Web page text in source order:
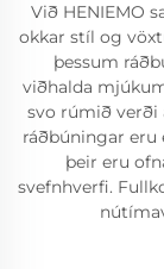
Við HENIEMO
okkar stíl og
þessum
viðhalda
svo rúmið
ráðbúningar
þeir eru
svefnhverfi.